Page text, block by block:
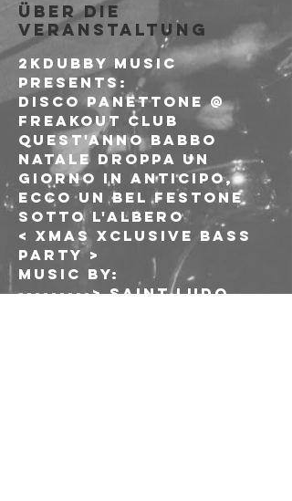
Über die
Veranstaltung
2KDubby Music
presents:
DISCO PANETTONE @
FREAKOUT CLUB
Quest'anno Babbo
Natale droppa un
giorno in anticipo,
ecco un bel festone
sotto l'albero
< XMAS XCLUSIVE BASS
PARTY >
Music by:
---------> Saint Ludo